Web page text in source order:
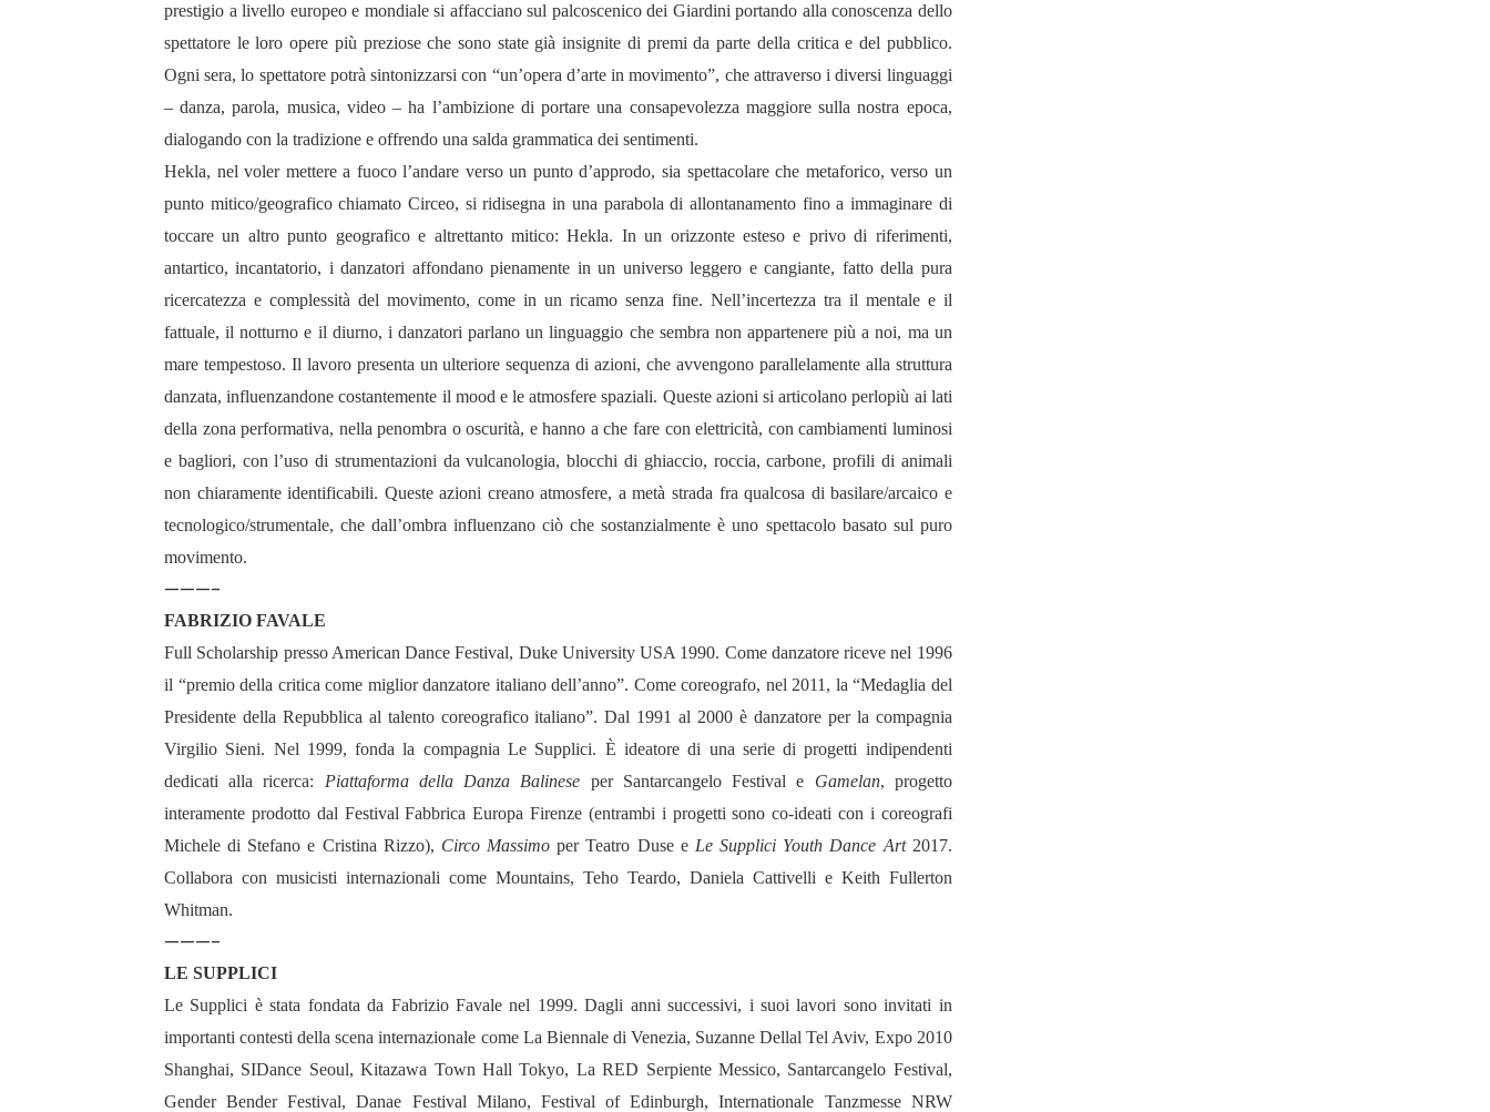
prestigio a livello europeo e mondiale si affacciano sul palcoscenico dei Giardini portando alla conoscenza dello
spettatore le loro opere più preziose che sono state già insignite di premi da parte della critica e del pubblico.
Ogni sera, lo spettatore potrà sintonizzarsi con “un’opera d’arte in movimento”, che attraverso i diversi linguaggi
– danza, parola, musica, video – ha l’ambizione di portare una consapevolezza maggiore sulla nostra epoca,
dialogando con la tradizione e offrendo una salda grammatica dei sentimenti.
Hekla, nel voler mettere a fuoco l’andare verso un punto d’approdo, sia spettacolare che metaforico, verso un
punto mitico/geografico chiamato Circeo, si ridisegna in una parabola di allontanamento fino a immaginare di
toccare un altro punto geografico e altrettanto mitico: Hekla. In un orizzonte esteso e privo di riferimenti,
antartico, incantatorio, i danzatori affondano pienamente in un universo leggero e cangiante, fatto della pura
ricercatezza e complessità del movimento, come in un ricamo senza fine. Nell’incertezza tra il mentale e il
fattuale, il notturno e il diurno, i danzatori parlano un linguaggio che sembra non appartenere più a noi, ma un
mare tempestoso. Il lavoro presenta un ulteriore sequenza di azioni, che avvengono parallelamente alla struttura
danzata, influenzandone costantemente il mood e le atmosfere spaziali. Queste azioni si articolano perlopiù ai lati
della zona performativa, nella penombra o oscurità, e hanno a che fare con elettricità, con cambiamenti luminosi
e bagliori, con l’uso di strumentazioni da vulcanologia, blocchi di ghiaccio, roccia, carbone, profili di animali
non chiaramente identificabili. Queste azioni creano atmosfere, a metà strada fra qualcosa di basilare/arcaico e
tecnologico/strumentale, che dall’ombra influenzano ciò che sostanzialmente è uno spettacolo basato sul puro
movimento.
———-
FABRIZIO FAVALE
Full Scholarship presso American Dance Festival, Duke University USA 1990. Come danzatore riceve nel 1996
il “premio della critica come miglior danzatore italiano dell’anno”. Come coreografo, nel 2011, la “Medaglia del
Presidente della Repubblica al talento coreografico italiano”. Dal 1991 al 2000 è danzatore per la compagnia
Virgilio Sieni. Nel 1999, fonda la compagnia Le Supplici. È ideatore di una serie di progetti indipendenti
dedicati alla ricerca: Piattaforma della Danza Balinese per Santarcangelo Festival e Gamelan, progetto
interamente prodotto dal Festival Fabbrica Europa Firenze (entrambi i progetti sono co-ideati con i coreografi
Michele di Stefano e Cristina Rizzo), Circo Massimo per Teatro Duse e Le Supplici Youth Dance Art2017.
Collabora con musicisti internazionali come Mountains, Teho Teardo, Daniela Cattivelli e Keith Fullerton
Whitman.
———-
LE SUPPLICI
Le Supplici è stata fondata da Fabrizio Favale nel 1999. Dagli anni successivi, i suoi lavori sono invitati in
importanti contesti della scena internazionale come La Biennale di Venezia, Suzanne Dellal Tel Aviv, Expo 2010
Shanghai, SIDance Seoul, Kitazawa Town Hall Tokyo, La RED Serpiente Messico, Santarcangelo Festival,
Gender Bender Festival, Danae Festival Milano, Festival of Edinburgh, Internationale Tanzmesse NRW